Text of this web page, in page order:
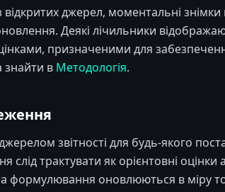
відкритих джерел, моментальні
Деякі лічильники
призначеними для
в Методологія.
звітності для будь-якого
трактувати як орієнтовні оцінки
формулювання оновлюються в міру